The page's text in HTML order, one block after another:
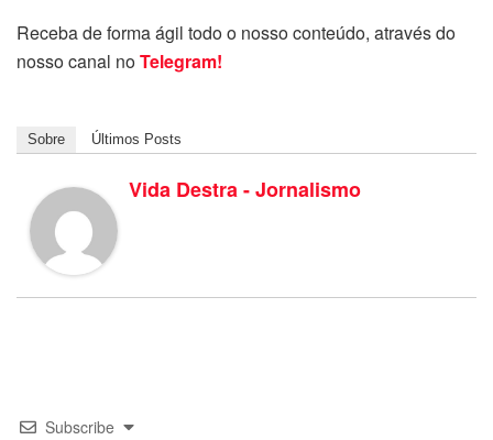
Receba de forma ágil todo o nosso conteúdo, através do
nosso canal noTelegram!
Sobre Últimos Posts
Vida Destra - Jornalismo
Subscribe